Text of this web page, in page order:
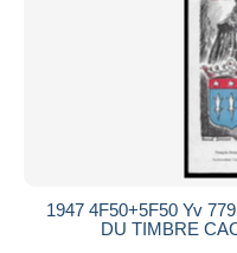
1947 4F50+5F50 Yv
DU TIMBRE